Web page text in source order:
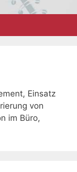
Einsatz
von
im Büro,